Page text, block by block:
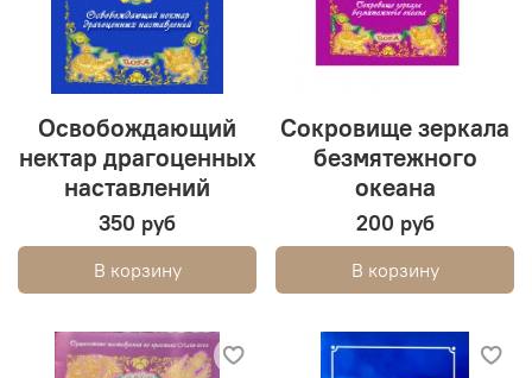
Освобождающий
нектар драгоценных
наставлений
350 руб
В корзину
Сокровище зеркала
безмятежного
океана
200 руб
В корзину